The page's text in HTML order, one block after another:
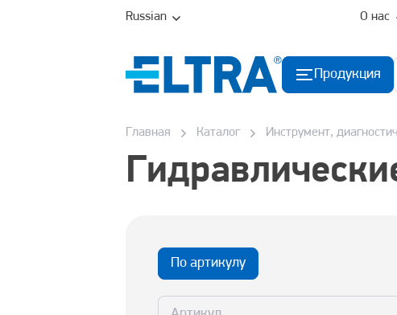
Russian О нас
Продукция
Главная Каталог Инструмент,
По артикулу